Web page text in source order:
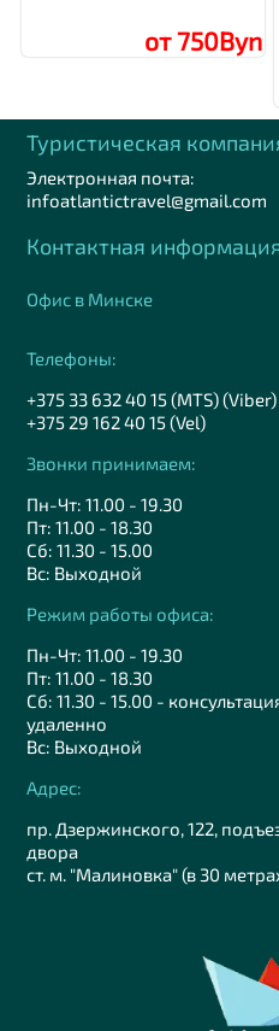
от 750Byn
Туристическая
Электронная почта:
infoatlantictravel@gmail.com
Контактная
Офис в Минске
Телефоны:
+375 33 632 40 15 (MTS)
+375 29 162 40 15 (Vel)
Звонки принимаем:
Пн-Чт: 11.00 - 19.30
Пт: 11.00 - 18.30
Сб: 11.30 - 15.00
Вс: Выходной
Режим работы офиса:
Пн-Чт: 11.00 - 19.30
Пт: 11.00 - 18.30
Сб: 11.30 - 15.00 -
удаленно
Вс: Выходной
Адрес:
пр. Дзержинского, 122,
двора
ст. м. "Малиновка" (в 30